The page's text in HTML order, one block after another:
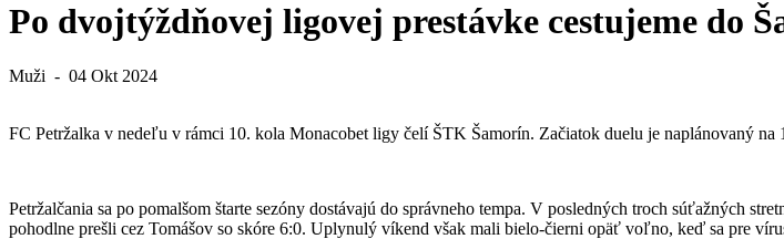
Po dvojtýždňovej ligovej prestávke cestujeme do
Muži - 04 Okt 2024
FC Petržalka v nedeľu v rámci 10. kola Monacobet ligy čelí ŠTK Šamorín. Začiatok duelu je naplánovaný na
Petržalčania sa po pomalšom štarte sezóny dostávajú do správneho tempa. V posledných troch súťažných
pohodlne prešli cez Tomášov so skóre 6:0. Uplynulý víkend však mali bielo-čierni opäť voľno, keď sa pre